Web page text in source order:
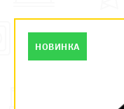
НОВИНКА